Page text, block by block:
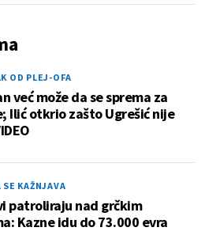
OD PLEJ-OFA
već može da se sprema za
Ilić otkrio zašto Ugrešić nije
SE KAŽNJAVA
patroliraju nad grčkim
Kazne idu do 73.000 evra